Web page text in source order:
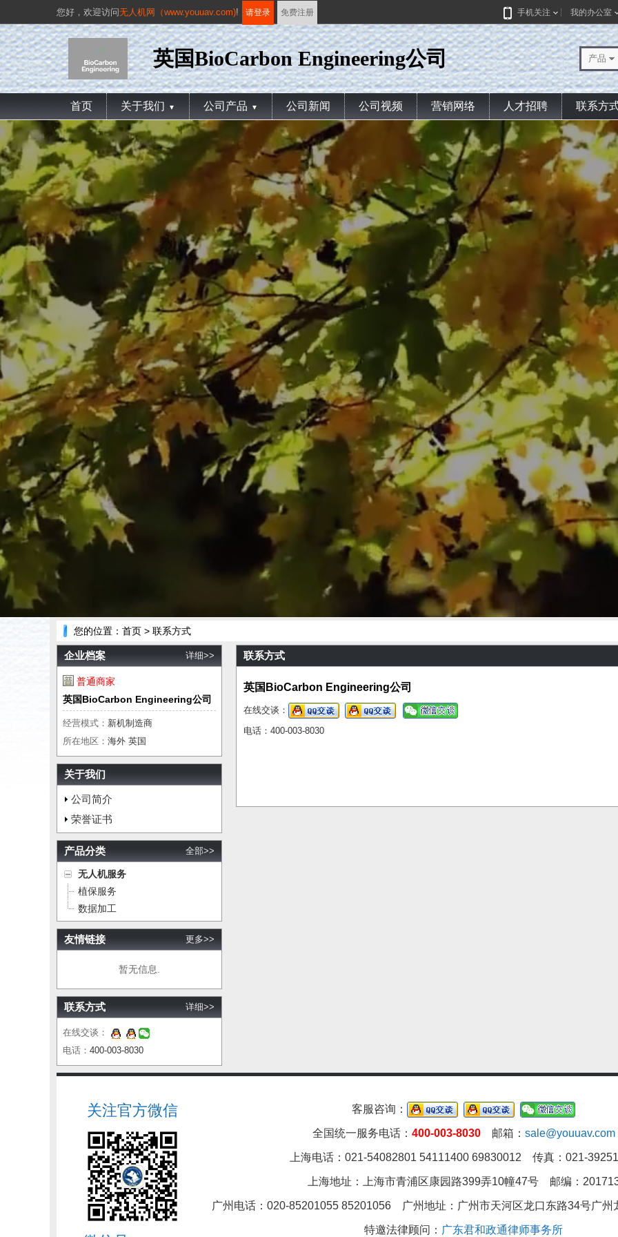
您好， 欢迎访问无人机网（www.youuav.com)! 请登录 免费注册 手机关注 我的办公室
英国BioCarbon Engineering公司 产品
首页 关于我们 ▼ 公司产品 ▼ 公司新闻 公司视频 营销网络 人才招聘 联系方
您的位置： 首页 > 联系方式
企业档案 详细>>
普通商家
英国BioCarbon Engineering公司
经营模式： 新机制造商
所在地区： 海外 英国
关于我们
公司简介
荣誉证书
产品分类 全部>>
无人机服务
植保服务
数据加工
友情链接 更多>>
暂无信息.
联系方式 详细>>
在线交谈：
电话： 400-003-8030
联系方式
英国BioCarbon Engineering公司
在线交谈：
电话： 400-003-8030
客服咨询：
全国统一服务电话： 400-003-8030邮箱： sale@youuav.com
上海电话：021-54082801 54111400 69830012 传真：021-
上海地址：上海市青浦区康园路399弄10幢47号 邮编：
广州电话：020-85201055 85201056 广州地址： 广州市天河区龙口东路34号广
特邀法律顾问： 广东君和政通律师事务所
关注官方微信